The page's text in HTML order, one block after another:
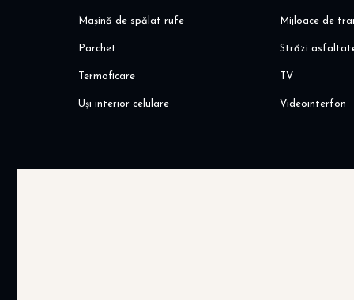
Mașină de spălat rufe Mijloace de
Parchet Străzi
Termoficare TV
Uși interior celulare Videointerfon